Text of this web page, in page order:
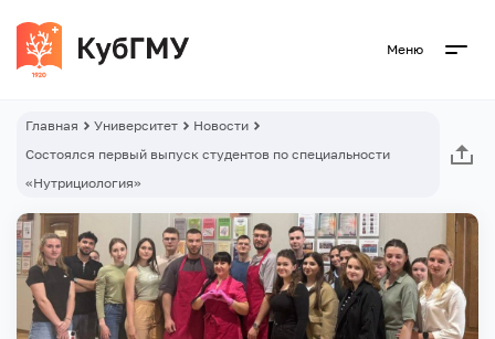
Меню
Главная Университет
Новости
Состоялся первый выпуск студентов по специальности
«Нутрициология»